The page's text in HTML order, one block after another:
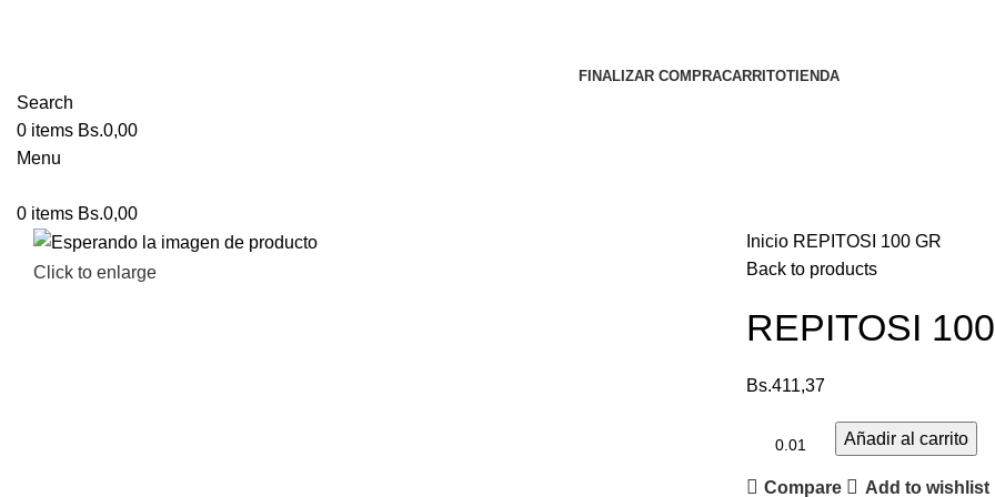
FINALIZAR COMPRACARRITOTIENDA
Search
0 items Bs.0,00
Menu
0 items Bs.0,00
Click to enlarge
Inicio REPITOSI 100 GR
Back to products
REPITOSI
Bs.411,37
Añadir al carrito
Compare Add to wishlist